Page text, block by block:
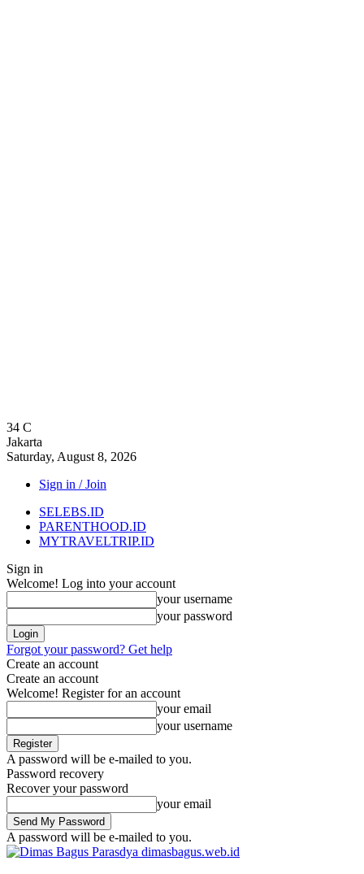
34 C
Jakarta
Saturday, August 8, 2026
Sign in / Join
SELEBS.ID
PARENTHOOD.ID
MYTRAVELTRIP.ID
Sign in
Welcome! Log into your account
your username
your password
Forgot your password? Get help
Create an account
Create an account
Welcome! Register for an account
your email
your username
A password will be e-mailed to you.
Password recovery
Recover your password
your email
A password will be e-mailed to you.
dimasbagus.web.id